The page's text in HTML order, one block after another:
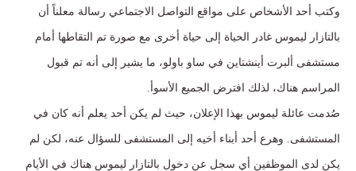
وكتب أحد الأشخاص على مواقع التواصل الاجتماعي رسالة معلناً أن
بالتازار ليموس غادر الحياة إلى حياة أخرى مع صورة تم التقاطها أمام
مستشفى ألبرت أينشتاين في ساو باولو، ما يشير إلى أنه تم قبول
المراسم هناك، لذلك افترض الجميع الأسوأ.
صُدمت عائلة ليموس بهذا الإعلان، حيث لم يكن أحد يعلم أنه كان في
المستشفى. وهرع أحد أبناء أخيه إلى المستشفى للسؤال عنه، لكن لم
يكن لدى الموظفين أي سجل عن دخول بالتازار ليموس هناك في الأيام